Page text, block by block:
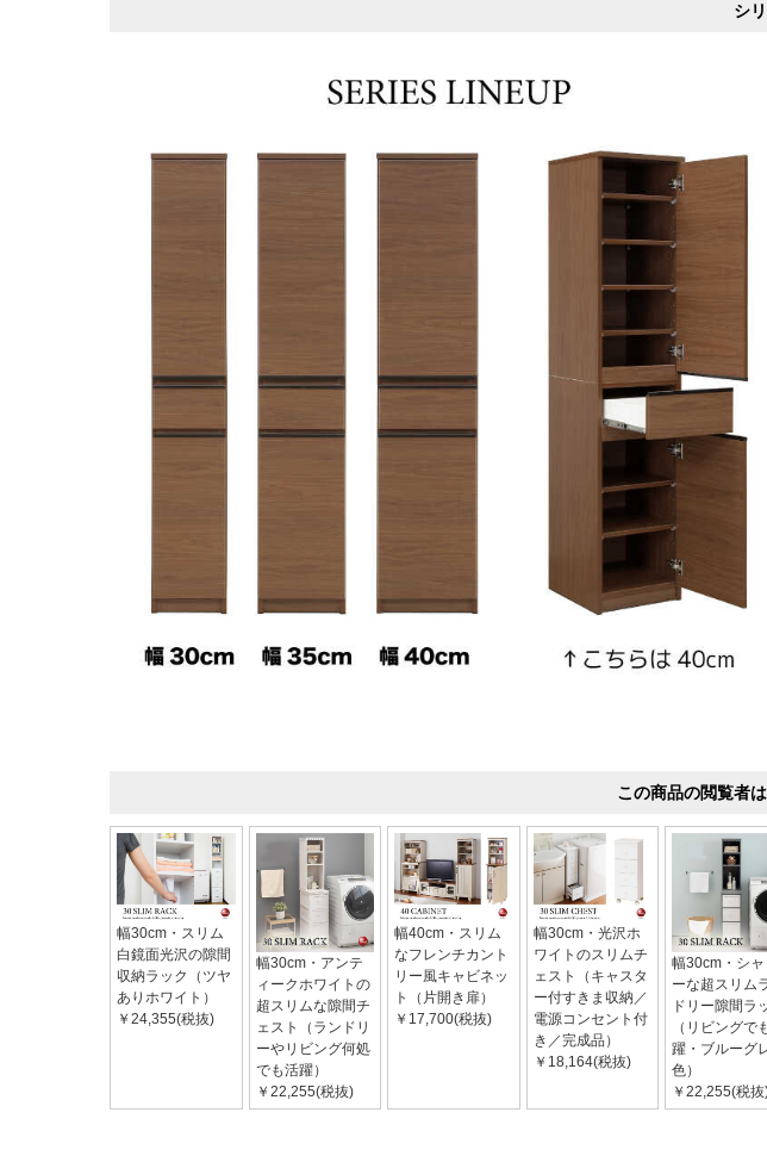
シ
この商品の閲覧者
幅30cm・スリム
白鏡面光沢の隙間
収納ラック（ツヤ
ありホワイト）
￥24,355(税抜)
幅30cm・アンテ
ィークホワイトの
超スリムな隙間チ
ェスト（ランドリ
ーやリビング何処
でも活躍）
￥22,255(税抜)
幅40cm・スリム
なフレンチカント
リー風キャビネッ
ト（片開き扉）
￥17,700(税抜)
幅30cm・光沢ホ
ワイトのスリムチ
ェスト（キャスタ
ー付すきま収納／
電源コンセント付
き／完成品）
￥18,164(税抜)
幅30cm・シ
ーな超スリム
ドリー隙間ラ
（リビングで
躍・ブルーグ
色）
￥22,255(税抜